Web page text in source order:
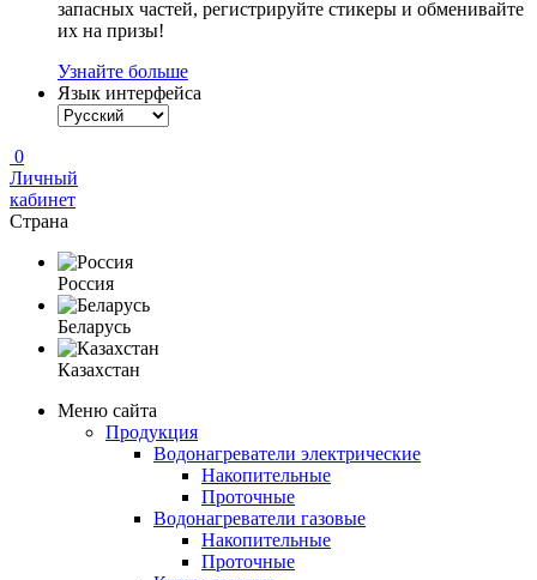
запасных частей, регистрируйте стикеры и обменивайте
их на призы!
Узнайте больше
Язык интерфейса
0
Личный
кабинет
Страна
Россия
Беларусь
Казахстан
Меню сайта
Продукция
Водонагреватели электрические
Накопительные
Проточные
Водонагреватели газовые
Накопительные
Проточные